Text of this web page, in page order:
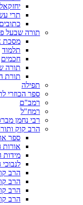
תרי
תורה שבעל
מסכת
תלמוד
חכמים
תורה
תורת
תפילה
ספר הכוזרי
רמב"ם
רמח"ל
רבי נחמן
הרב קוק
ספר
אורות
מידות
הרב
הרב
הרב
הרב